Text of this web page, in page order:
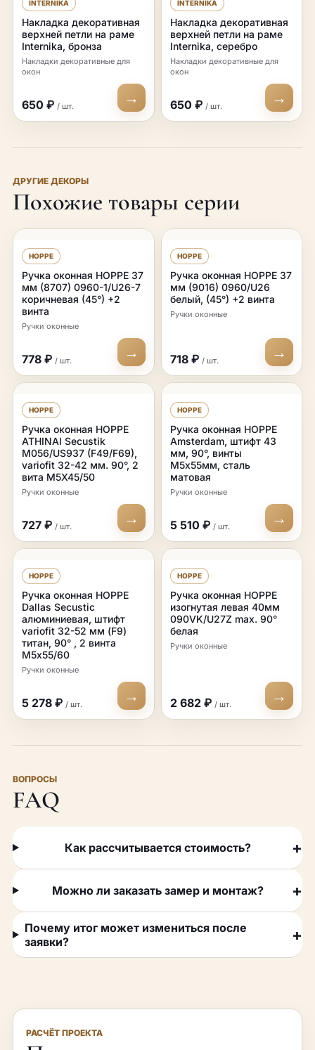
INTERNIKA
Накладка декоративная
верхней петли на раме
Internika, бронза
Накладки декоративные для
окон
650 ₽ / шт. →
INTERNIKA
Накладка декоративная
верхней петли на раме
Internika, серебро
Накладки декоративные для
окон
650 ₽ / шт. →
ДРУГИЕ ДЕКОРЫ
Похожие товары серии
HOPPE
Ручка оконная HOPPE 37
мм (8707) 0960-1/U26-7
коричневая (45°) +2
винта
Ручки оконные
778 ₽ / шт. →
HOPPE
Ручка оконная HOPPE 37
мм (9016) 0960/U26
белый, (45°) +2 винта
Ручки оконные
718 ₽ / шт. →
HOPPE
Ручка оконная HOPPE
ATHINAI Secustik
M056/US937 (F49/F69),
variofit 32-42 мм. 90°, 2
вита M5X45/50
Ручки оконные
727 ₽ / шт. →
HOPPE
Ручка оконная HOPPE
Amsterdam, штифт 43
мм, 90°, винты
М5х55мм, сталь
матовая
Ручки оконные
5 510 ₽ / шт. →
HOPPE
Ручка оконная HOPPE
Dallas Secustic
алюминиевая, штифт
variofit 32-52 мм (F9)
титан, 90° , 2 винта
М5х55/60
Ручки оконные
5 278 ₽ / шт. →
HOPPE
Ручка оконная HOPPE
изогнутая левая 40мм
090VK/U27Z max. 90°
белая
Ручки оконные
2 682 ₽ / шт. →
ВОПРОСЫ
FAQ
Как рассчитывается стоимость?
Можно ли заказать замер и монтаж?
Почему итог может измениться после
заявки?
РАСЧЁТ ПРОЕКТА